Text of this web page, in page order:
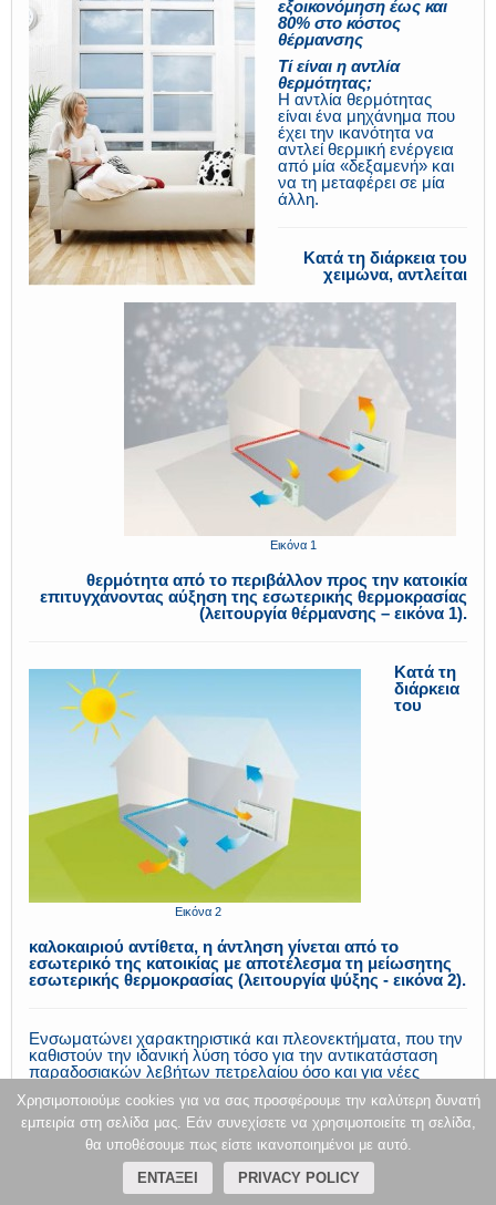
εξοικονόμηση έως και
80% στο κόστος
θέρμανσης
Τί είναι η αντλία
θερμότητας;
Η αντλία θερμότητας
είναι ένα μηχάνημα που
έχει την ικανότητα να
αντλεί θερμική ενέργεια
από μία «δεξαμενή» και
να τη μεταφέρει σε μία
άλλη.
Εικόνα 1
Κατά τη διάρκεια του
χειμώνα, αντλείται
θερμότητα από το περιβάλλον προς την κατοικία
επιτυγχάνοντας αύξηση της εσωτερικής θερμοκρασίας
(λειτουργία θέρμανσης – εικόνα 1).
Εικόνα 2
Κατά τη
διάρκεια
του
καλοκαιριού αντίθετα, η άντληση γίνεται από το
εσωτερικό της κατοικίας με αποτέλεσμα τη μείωσητης
εσωτερικής θερμοκρασίας (λειτουργία ψύξης - εικόνα 2).
Ενσωματώνει χαρακτηριστικά και πλεονεκτήματα, που την
καθιστούν την ιδανική λύση τόσο για την αντικατάσταση
παραδοσιακών λεβήτων πετρελαίου όσο και για νέες
17,8 kW. Η μέγιστη θερμοκρασία εξόδου νερού είναι 60 °C
χωρίς τη χρήση ηλεκτρικών αντιστάσεων.
Χρησιμοποιούμε cookies για να σας προσφέρουμε την καλύτερη δυνατή
εμπειρία στη σελίδα μας. Εάν συνεχίσετε να χρησιμοποιείτε τη σελίδα,
θα υποθέσουμε πως είστε ικανοποιημένοι με αυτό.
ΕΝΤΆΞΕΙ PRIVACY POLICY